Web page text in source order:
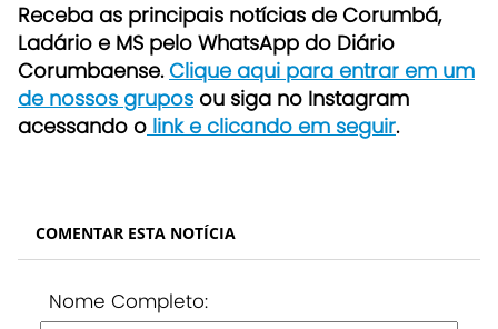
Receba as principais notícias de Corumbá,
Ladário e MS pelo WhatsApp do Diário
Corumbaense.Clique aqui para entrar em um
de nossos grupos ou siga no Instagram
acessando o link e clicando em seguir.
COMENTAR ESTA NOTÍCIA
Nome Completo: